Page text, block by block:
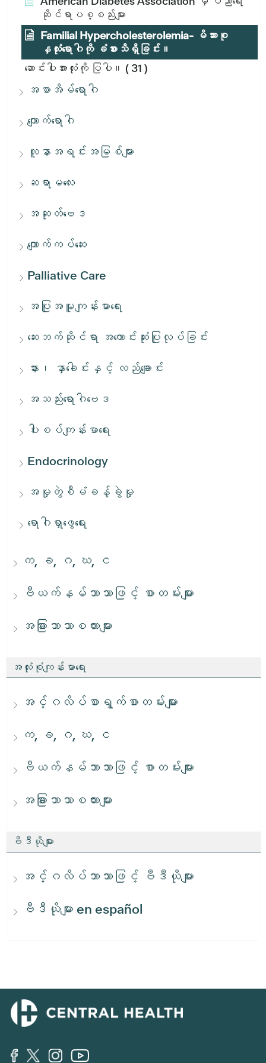
ဆိုင်ရာပစ္စည်းများ
Familial Hypercholesterolemia- မိသားစု
နှလုံးရောဂါကို ခံစားသိရှိခြင်း။
ဆောင်းပါးအားလုံးကို ပြပါ။ ( 31 )
အစာအိမ်ရောဂါ
ကျောက်ရောဂါ
လူနာအရင်းအမြစ်များ
ဆရာမလေး
အဆုတ်ဗေဒ
ကျောက်ကပ်ဆေး
Palliative Care
အပြုအမူကျန်းမာရေး
ဆေးဘက်ဆိုင်ရာ အကောင်းဆုံးပြုလုပ်ခြင်း
နား၊ နှာခေါင်းနှင့် လည်ချောင်း
အသည်းရောဂါဗေဒ
ပါးစပ်ကျန်းမာရေး
Endocrinology
အမှုတွဲစီမံခန့်ခွဲမှု
ရောဂါရှာဖွေရေး
က, ခ, ဂ, ဃ, င
ဗီယက်နမ်ဘာသာဖြင့် စာတမ်းများ
အခြားဘာသာစကားများ
အလုံးစုံကျန်းမာရေး
အင်္ဂလိပ်စာရွက်စာတမ်းများ
က, ခ, ဂ, ဃ, င
ဗီယက်နမ်ဘာသာဖြင့် စာတမ်းများ
အခြားဘာသာစကားများ
ဗီဒီယိုများ
အင်္ဂလိပ်ဘာသာဖြင့် ဗီဒီယိုများ
ဗီဒီယိုများ en español